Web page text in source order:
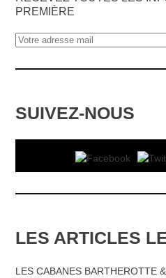
PREMIÈRE
SUIVEZ-NOUS
LES ARTICLES
LES CABANES BARTHEROTTE